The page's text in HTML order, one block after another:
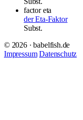
factor eta
der Eta-Faktor
Subst.
© 2026 · babelfish.de
Impressum Datenschutz